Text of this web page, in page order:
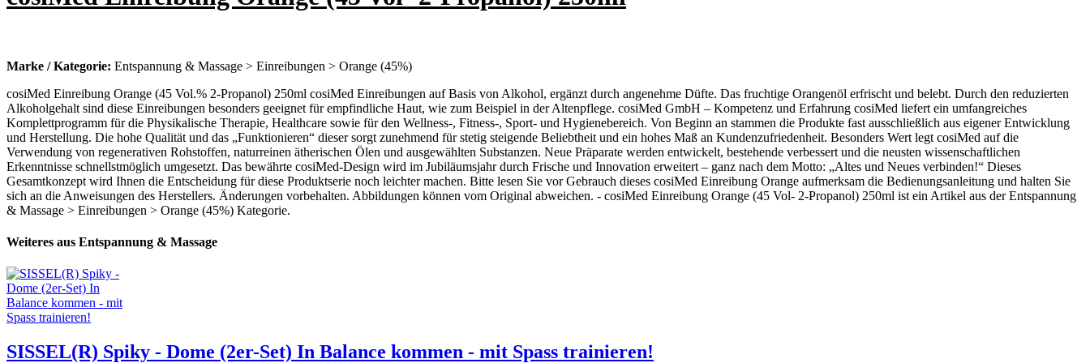
Marke / Kategorie: Entspannung & Massage > Einreibungen > Orange (45%)
cosiMed Einreibung Orange (45 Vol.% 2-Propanol) 250ml cosiMed Einreibungen auf Basis von Alkohol, ergänzt durch angenehme Düfte. Das fruchtige Orangenöl erfrischt und belebt. Durch den reduzierten
Alkoholgehalt sind diese Einreibungen besonders geeignet für empfindliche Haut, wie zum Beispiel in der Altenpflege. cosiMed GmbH – Kompetenz und Erfahrung cosiMed liefert ein umfangreiches
Komplettprogramm für die Physikalische Therapie, Healthcare sowie für den Wellness-, Fitness-, Sport- und Hygienebereich. Von Beginn an stammen die Produkte fast ausschließlich aus eigener Entwicklung
und Herstellung. Die hohe Qualität und das „Funktionieren“ dieser sorgt zunehmend für stetig steigende Beliebtheit und ein hohes Maß an Kundenzufriedenheit. Besonders Wert legt cosiMed auf die
Verwendung von regenerativen Rohstoffen, naturreinen ätherischen Ölen und ausgewählten Substanzen. Neue Präparate werden entwickelt, bestehende verbessert und die neusten wissenschaftlichen
Erkenntnisse schnellstmöglich umgesetzt. Das bewährte cosiMed-Design wird im Jubiläumsjahr durch Frische und Innovation erweitert – ganz nach dem Motto: „Altes und Neues verbinden!“ Dieses
Gesamtkonzept wird Ihnen die Entscheidung für diese Produktserie noch leichter machen. Bitte lesen Sie vor Gebrauch dieses cosiMed Einreibung Orange aufmerksam die Bedienungsanleitung und halten Sie
sich an die Anweisungen des Herstellers. Änderungen vorbehalten. Abbildungen können vom Original abweichen. - cosiMed Einreibung Orange (45 Vol- 2-Propanol) 250ml ist ein Artikel aus der Entspannung
& Massage > Einreibungen > Orange (45%) Kategorie.
Weiteres aus Entspannung & Massage
SISSEL(R) Spiky - Dome (2er-Set) In Balance kommen - mit Spass trainieren!